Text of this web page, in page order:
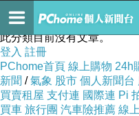
你不知道的台灣（管
此分類目前沒有文章。
登入 註冊
PChome首頁 線上購物 24h
新聞 /氣象 股市 個人新聞台
買賣租屋 支付連 國際連 Pi
買車 旅行團 汽車險推薦 線